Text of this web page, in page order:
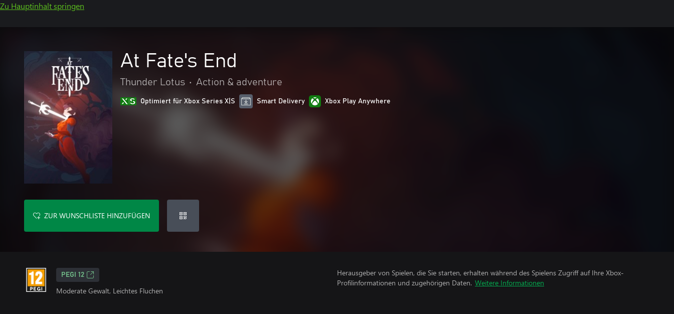
Zu Hauptinhalt springen
At Fate's End
Thunder Lotus • Action & adventure
Optimiert für Xbox Series X|S Smart Delivery Xbox Play Anywhere
ZUR WUNSCHLISTE HINZUFÜGEN
PEGI 12
Moderate Gewalt, Leichtes Fluchen
Herausgeber von Spielen, die Sie starten, erhalten während des Spielens Zugriff auf Ihre Xbox-
Profilinformationen und zugehörigen Daten. Weitere Informationen